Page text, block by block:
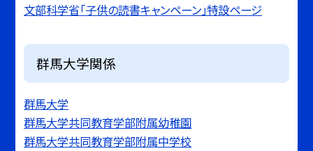
文部科学省「子供の読書キャンペーン」特設ページ
群馬大学関係
群馬大学
群馬大学共同教育学部附属幼稚園
群馬大学共同教育学部附属中学校